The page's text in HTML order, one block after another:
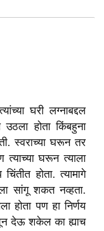
घरी लग्नाबद्दल
होता किंबहुना
स्वराच्या घरून तर
घरून त्याला
होता. त्यामागे
सांगू शकत नव्हता.
होता पण हा निर्णय
देऊ शकेल का ह्याच